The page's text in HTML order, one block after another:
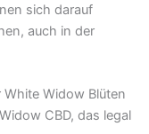
sich darauf
auch in der
Widow Blüten
CBD, das legal